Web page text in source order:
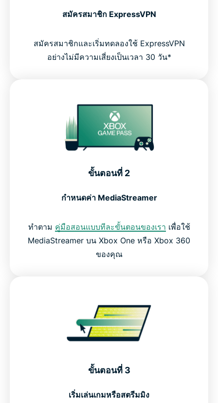
สมัครสมาชิก ExpressVPN
สมัครสมาชิกและเริ่มทดลองใช้ ExpressVPN
อย่างไม่มีความเสี่ยงเป็นเวลา 30 วัน*
ขั้นตอนที่ 2
กำหนดค่า MediaStreamer
ทำตาม คู่มือสอนแบบทีละขั้นตอนของเรา เพื่อใช้
MediaStreamer บน Xbox One หรือ Xbox 360
ของคุณ
ขั้นตอนที่ 3
เริ่มเล่นเกมหรือสตรีมมิง